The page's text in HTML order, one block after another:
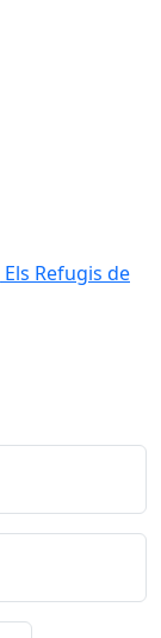
Els Refugis de